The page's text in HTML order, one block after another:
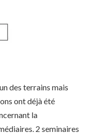
des terrains mais
ont déjà été
la
2 seminaires